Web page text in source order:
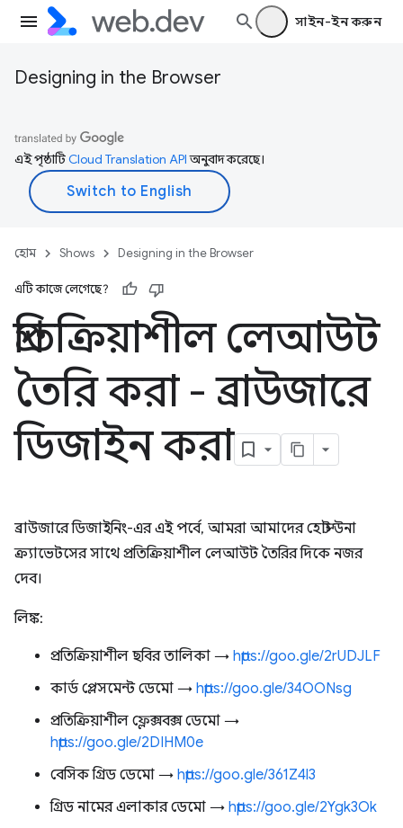
সাইন-ইন করুন
Designing in the Browser
এই পৃষ্ঠাটিCloud Translation APIঅনুবাদ করেছে।
হোম Shows Designing in the Browser
এটি কাজে লেগেছে?
প্রতিক্রিয়াশীল লেআউট
তৈরি করা - ব্রাউজারে
ডিজাইন করা
ব্রাউজারে ডিজাইনিং-এর এই পর্বে, আমরা আমাদের হোস্ট উনা
ক্র্যাভেটসের সাথে প্রতিক্রিয়াশীল লেআউট তৈরির দিকে নজর
দেব।
লিঙ্ক:
প্রতিক্রিয়াশীল ছবির তালিকা → https://goo.gle/2rUDJLF
কার্ড প্লেসমেন্ট ডেমো → https://goo.gle/34OONsg
প্রতিক্রিয়াশীল ফ্লেক্সবক্স ডেমো →
https://goo.gle/2DIHM0e
বেসিক গ্রিড ডেমো → https://goo.gle/361Z4l3
গ্রিড নামের এলাকার ডেমো → https://goo.gle/2Ygk3Ok